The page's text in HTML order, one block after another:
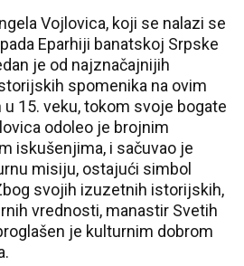
Vojlovica, koji se nalazi se
Eparhiji banatskoj Srpske
je od najznačajnijih
spomenika na ovim
15. veku, tokom svoje bogate
odoleo je brojnim
iskušenjima, i sačuvao je
misiju, ostajući simbol
svojih izuzetnih istorijskih,
vrednosti, manastir Svetih
je kulturnim dobrom